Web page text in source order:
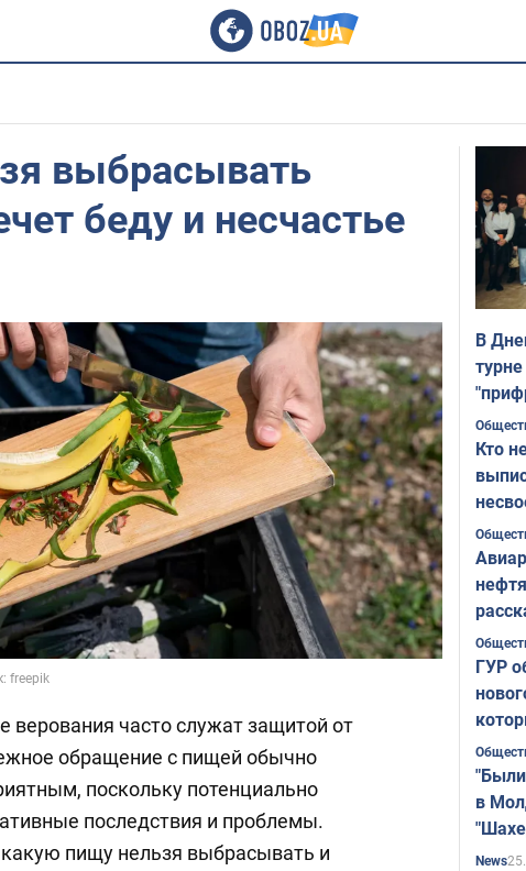
выбрасывать
беду и несчастье
freepik
верования часто служат защитой от
обращение с пищей обычно
поскольку потенциально
последствия и проблемы.
какую пищу нельзя выбрасывать и
В
Кто
ГУР
в
News